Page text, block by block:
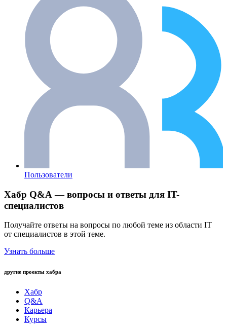
Пользователи
Хабр Q&A — вопросы и ответы для IT-
специалистов
Получайте ответы на вопросы по любой теме из области IT
от специалистов в этой теме.
Узнать больше
другие проекты хабра
Хабр
Q&A
Карьера
Курсы